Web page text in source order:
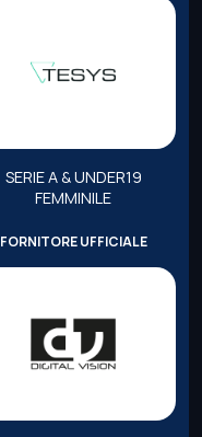
SERIE A & UNDER19
FEMMINILE
FORNITORE UFFICIALE